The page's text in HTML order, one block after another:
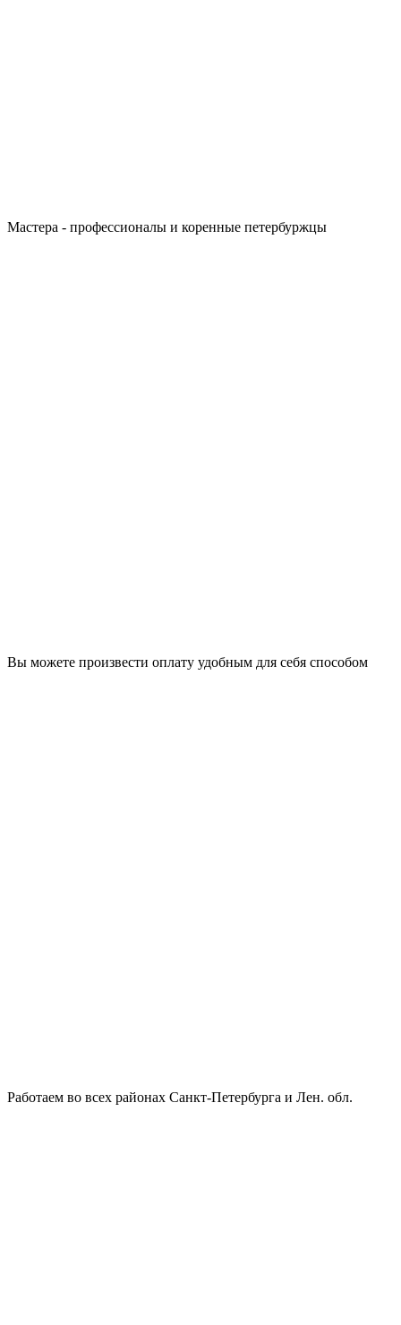
Мастера - профессионалы и коренные петербуржцы
Вы можете произвести оплату удобным для себя способом
Работаем во всех районах Санкт-Петербурга и Лен. обл.